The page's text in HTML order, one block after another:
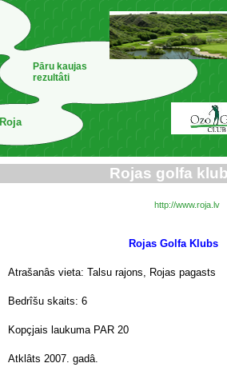
Roja
Pāru kaujas
rezultâti
Rojas golfa
http://www.roja.lv
Rojas Golfa Klubs
Atrašanâs vieta: Talsu rajons, Rojas pagasts
Bedrîšu skaits: 6
Kopçjais laukuma PAR 20
Atklâts 2007. gadâ.